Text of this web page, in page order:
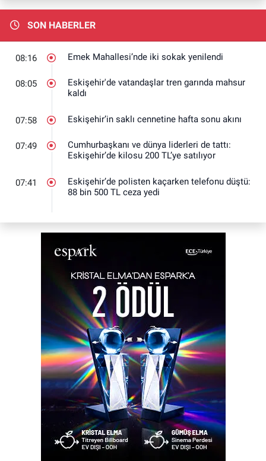
SON HABERLER
08:16 Emek Mahallesi’nde iki sokak yenilendi
08:05
Eskişehir'de vatandaşlar tren garında mahsur
kaldı
07:58 Eskişehir’in saklı cennetine hafta sonu akını
07:49
Cumhurbaşkanı ve dünya liderleri de tattı:
Eskişehir’de kilosu 200 TL’ye satılıyor
07:41
Eskişehir’de polisten kaçarken telefonu düştü:
88 bin 500 TL ceza yedi